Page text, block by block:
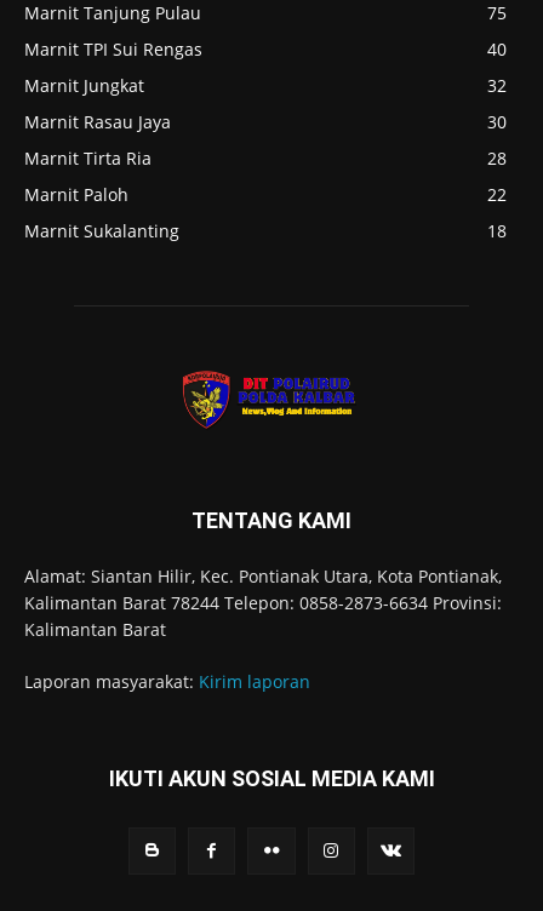
Marnit Tanjung Pulau
75
Marnit TPI Sui Rengas
40
Marnit Jungkat
32
Marnit Rasau Jaya
30
Marnit Tirta Ria
28
Marnit Paloh
22
Marnit Sukalanting
18
TENTANG KAMI
Alamat: Siantan Hilir, Kec. Pontianak Utara, Kota Pontianak,
Kalimantan Barat 78244 Telepon: 0858-2873-6634 Provinsi:
Kalimantan Barat
Laporan masyarakat: Kirim laporan
IKUTI AKUN SOSIAL MEDIA KAMI